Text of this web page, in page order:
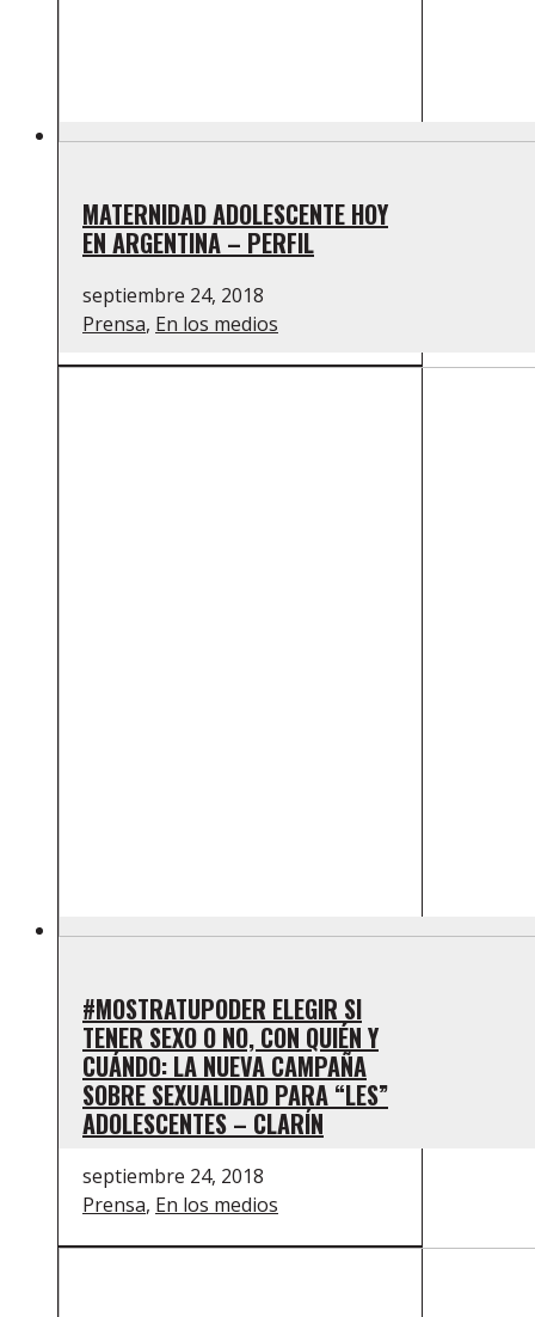
MATERNIDAD ADOLESCENTE HOY
EN ARGENTINA – PERFIL
septiembre 24, 2018
Prensa, En los medios
#MOSTRATUPODER ELEGIR SI
TENER SEXO O NO, CON QUIÉN Y
CUÁNDO: LA NUEVA CAMPAÑA
SOBRE SEXUALIDAD PARA “LES”
ADOLESCENTES – CLARÍN
septiembre 24, 2018
Prensa, En los medios